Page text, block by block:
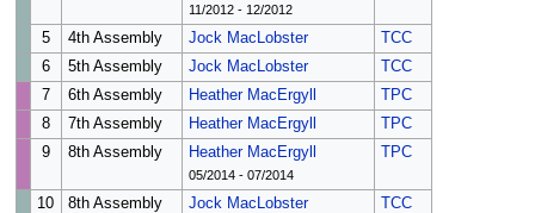
11/2012 - 12/2012
5 4th Assembly Jock MacLobster
TCC
6
5th Assembly Jock MacLobster
TCC
7
6th Assembly Heather MacErgyll
TPC
8
7th Assembly Heather MacErgyll
TPC
9
8th Assembly Heather MacErgyll
05/2014 - 07/2014
TPC
10 8th Assembly Jock MacLobster TCC